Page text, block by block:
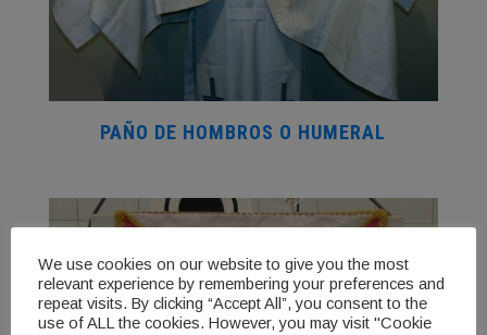
PAÑO DE HOMBROS O HUMERAL
We use cookies on our website to give you the most
relevant experience by remembering your preferences and
repeat visits. By clicking “Accept All”, you consent to the
use of ALL the cookies. However, you may visit "Cookie